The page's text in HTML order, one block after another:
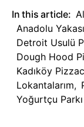
In this article:
Anadolu
Detroit Usulü
Dough Hood
Kadıköy
Lokantalarım,
Yoğurtçu Parkı